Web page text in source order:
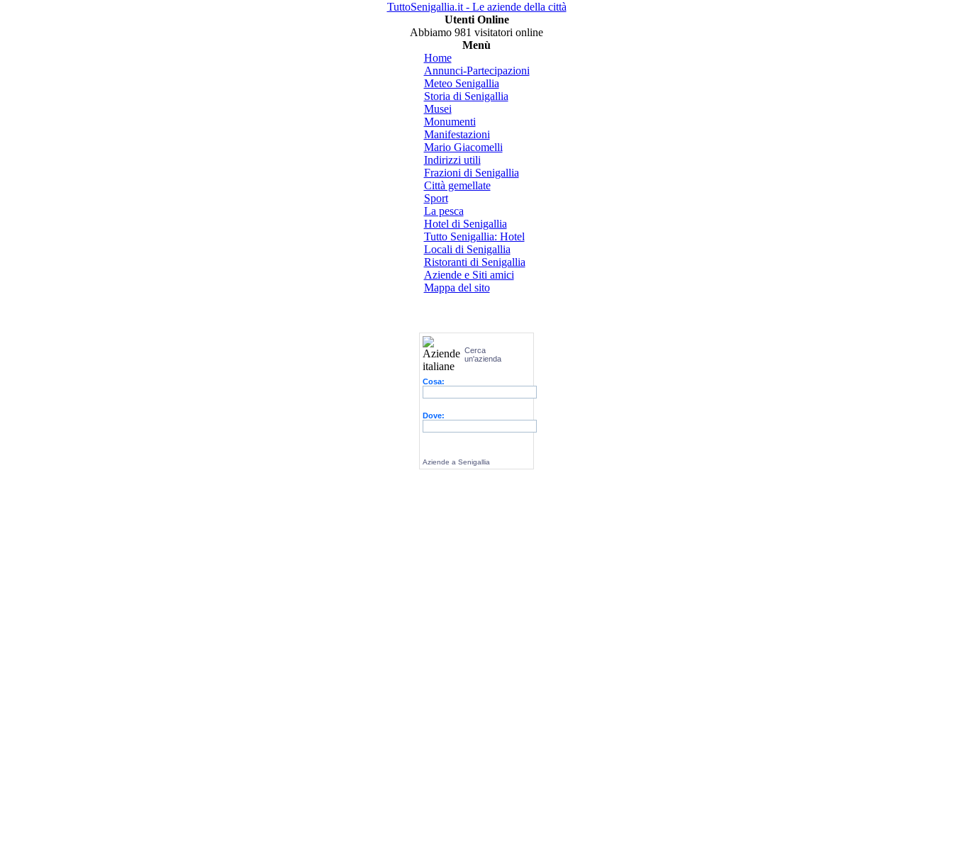
TuttoSenigallia.it - Le aziende della città
Utenti Online
Abbiamo 981 visitatori online
Menù
Home
Annunci-Partecipazioni
Meteo Senigallia
Storia di Senigallia
Musei
Monumenti
Manifestazioni
Mario Giacomelli
Indirizzi utili
Frazioni di Senigallia
Città gemellate
Sport
La pesca
Hotel di Senigallia
Tutto Senigallia: Hotel
Locali di Senigallia
Ristoranti di Senigallia
Aziende e Siti amici
Mappa del sito
Cerca
un'azienda
Cosa:
Dove:
Aziende a Senigallia